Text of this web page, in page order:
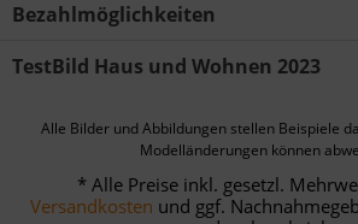
Bezahlmöglichkeiten
TestBild Haus und Wohnen 2023
Alle Bilder und Abbildungen stellen Beispiele
Modelländerungen können
* Alle Preise inkl. gesetzl.
Versandkosten und ggf.